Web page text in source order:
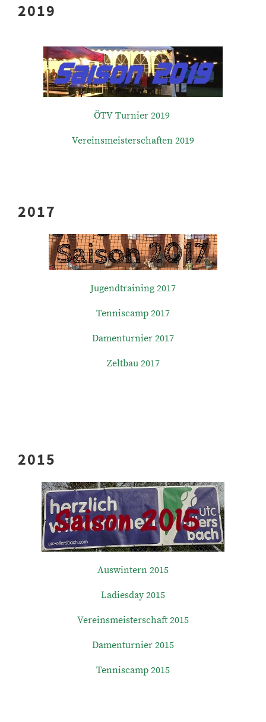
2019
ÖTV Turnier 2019
Vereinsmeisterschaften 2019
2017
Jugendtraining 2017
Tenniscamp 2017
Damenturnier 2017
Zeltbau 2017
2015
Auswintern 2015
Ladiesday 2015
Vereinsmeisterschaft 2015
Damenturnier 2015
Tenniscamp 2015